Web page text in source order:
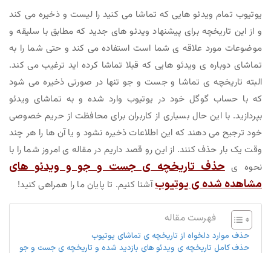
یوتیوب تمام ویدئو هایی که تماشا می کنید را لیست و ذخیره می کند
و از این تاریخچه برای پیشنهاد ویدئو های جدید که مطابق با سلیقه و
موضوعات مورد علاقه ی شما است استفاده می کند و حتی شما را به
تماشای دوباره ی ویدئو هایی که قبلا تماشا کرده اید ترغیب می کند.
البته تاریخچه ی تماشا و جست و جو تنها در صورتی ذخیره می شود
که با حساب گوگل خود در یوتیوب وارد شده و به تماشای ویدئو
بپردازید. با این حال بسیاری از کاربران برای محافظت از حریم خصوصی
خود ترجیح می دهند که این اطلاعات ذخیره نشود و یا آن ها را هر چند
وقت یک بار حذف کنند. از این رو قصد داریم در مقاله ی امروز شما را با
نحوه یحذف تاریخچه ی جست و جو و ویدئو های
مشاهده شده ی یوتیوبآشنا کنیم. تا پایان ما را همراهی کنید!
فهرست مقاله
حذف موارد دلخواه از تاریخچه ی تماشای یوتیوب
حذف کامل تاریخچه ی ویدئو های بازدید شده و تاریخچه ی جست و جو